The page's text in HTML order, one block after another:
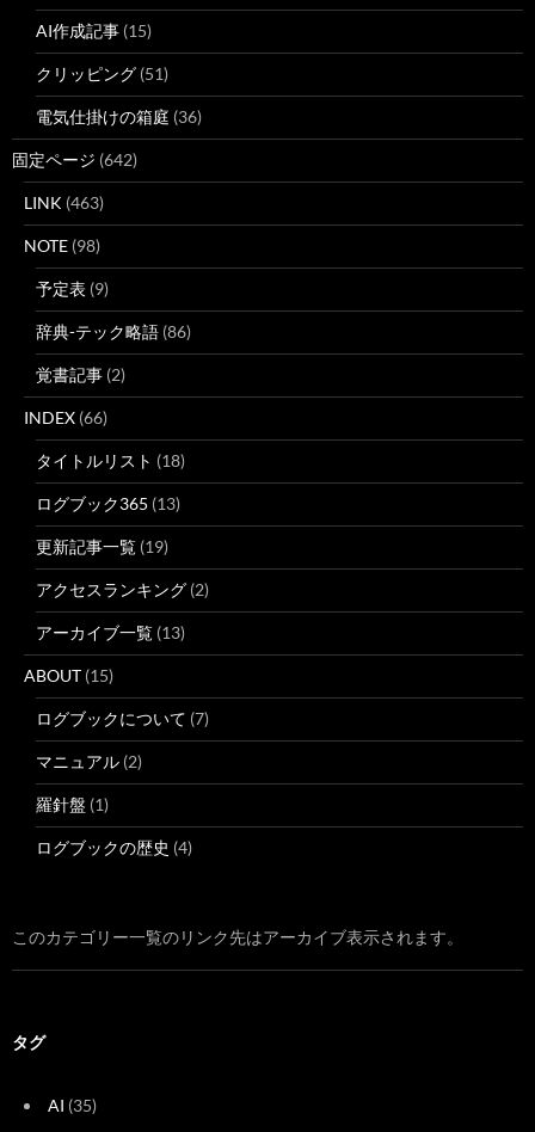
AI作成記事 (15)
クリッピング (51)
電気仕掛けの箱庭 (36)
固定ページ (642)
LINK (463)
NOTE (98)
予定表 (9)
辞典-テック略語 (86)
覚書記事 (2)
INDEX (66)
タイトルリスト (18)
ログブック365 (13)
更新記事一覧 (19)
アクセスランキング (2)
アーカイブ一覧 (13)
ABOUT (15)
ログブックについて (7)
マニュアル (2)
羅針盤 (1)
ログブックの歴史 (4)
このカテゴリー一覧のリンク先はアーカイブ表示されます。
タグ
AI (35)